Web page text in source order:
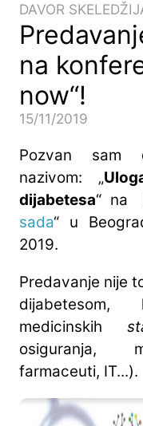
DAVOR
na
now“!
15/11/2019
Pozvan sam
nazivom: „
dijabetesa“ na
sada“ u
2019.
Predavanje nije
medicinskih
osiguranja,
farmaceuti, IT...).